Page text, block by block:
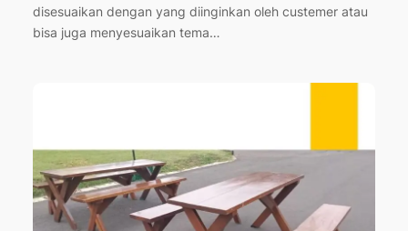
disesuaikan dengan yang diinginkan oleh custemer atau
bisa juga menyesuaikan tema…